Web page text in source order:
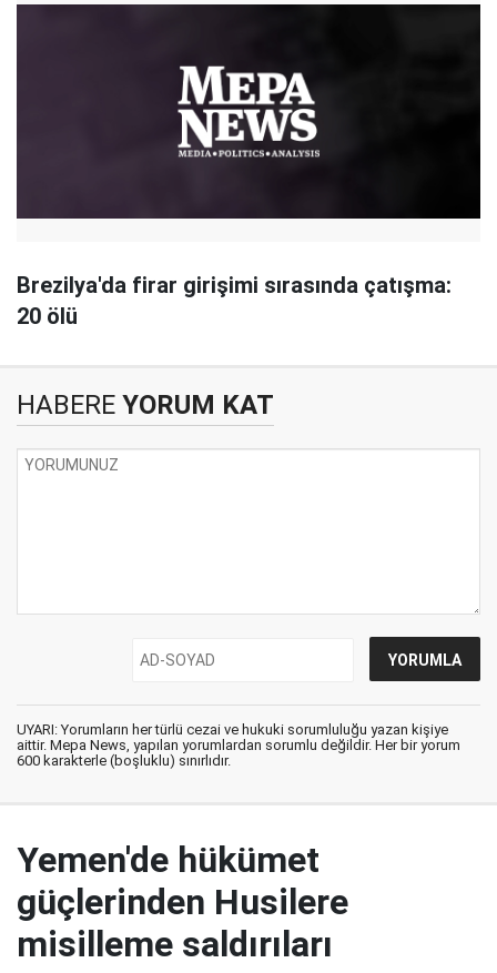
Brezilya'da firar girişimi sırasında çatışma:
20 ölü
HABERE YORUM KAT
UYARI: Yorumların her türlü cezai ve hukuki sorumluluğu yazan kişiye
aittir. Mepa News, yapılan yorumlardan sorumlu değildir. Her bir yorum
600 karakterle (boşluklu) sınırlıdır.
Yemen'de hükümet
güçlerinden Husilere
misilleme saldırıları